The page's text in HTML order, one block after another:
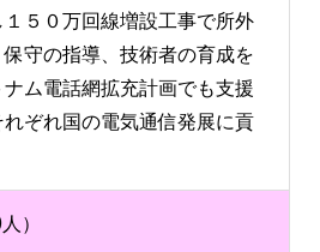
５０万回線増設工事で所外
守の指導、技術者の育成を
ム電話網拡充計画でも支援
れぞれ国の電気通信発展に貢
）